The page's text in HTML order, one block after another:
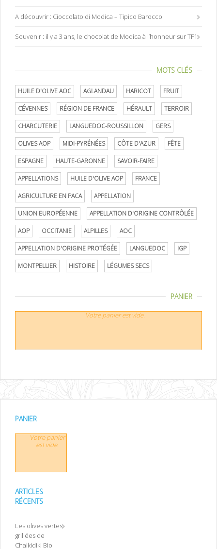
A découvrir : Cioccolato di Modica – Tipico Barocco
Souvenir : il y a 3 ans, le chocolat de Modica à l’honneur sur TF1
MOTS CLÉS
HUILE D'OLIVE AOC AGLANDAU HARICOT FRUIT
CÉVENNES RÉGION DE FRANCE HÉRAULT TERROIR
CHARCUTERIE LANGUEDOC-ROUSSILLON GERS
OLIVES AOP MIDI-PYRÉNÉES CÔTE D'AZUR FÊTE
ESPAGNE HAUTE-GARONNE SAVOIR-FAIRE
APPELLATIONS HUILE D'OLIVE AOP FRANCE
AGRICULTURE EN PACA APPELLATION
UNION EUROPÉENNE APPELLATION D'ORIGINE CONTRÔLÉE
AOP OCCITANIE ALPILLES AOC
APPELLATION D'ORIGINE PROTÉGÉE LANGUEDOC IGP
MONTPELLIER HISTOIRE LÉGUMES SECS
PANIER
Votre panier est vide.
PANIER
Votre panier
est vide.
ARTICLES
RÉCENTS
Les olives vertes
grillées de
Chalkidiki Bio